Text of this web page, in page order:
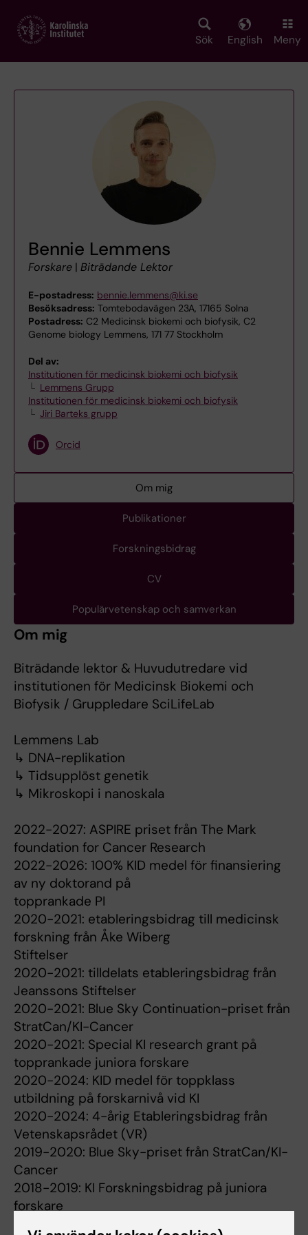
main
Sök English Meny
Bennie Lemmens
Forskare | Biträdande Lektor
E-postadress: bennie.lemmens@ki.se
Besöksadress: Tomtebodavägen 23A, 17165 Solna
Postadress: C2 Medicinsk biokemi och biofysik, C2
Genome biology Lemmens, 171 77 Stockholm
Del av:
Institutionen för medicinsk biokemi och biofysik
Lemmens Grupp
Institutionen för medicinsk biokemi och biofysik
Jiri Barteks grupp
Orcid
Om mig
Publikationer
Forskningsbidrag
CV
Populärvetenskap och samverkan
Om mig
Biträdande lektor & Huvudutredare vid
institutionen för Medicinsk Biokemi och
Biofysik / Gruppledare SciLifeLab
Lemmens Lab
↳ DNA-replikation
↳ Tidsupplöst genetik
↳ Mikroskopi i nanoskala
2022-2027: ASPIRE priset från The Mark
foundation for Cancer Research
2022-2026: 100% KID medel för finansiering
av ny doktorand på
topprankade PI
2020-2021: etableringsbidrag till medicinsk
forskning från Åke Wiberg
Stiftelser
2020-2021: tilldelats etableringsbidrag från
Jeanssons Stiftelser
2020-2021: Blue Sky Continuation-priset från
StratCan/KI-Cancer
2020-2021: Special KI research grant på
topprankade juniora forskare
2020-2024: KID medel för toppklass
utbildning på forskarnivå vid KI
2020-2024: 4-årig Etableringsbidrag från
Vetenskapsrådet (VR)
2019-2020: Blue Sky-priset från StratCan/KI-
Cancer
2018-2019: KI Forskningsbidrag på juniora
forskare